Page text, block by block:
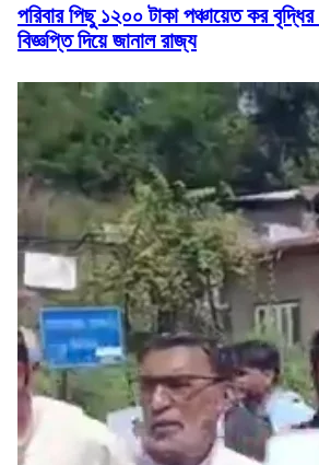
পরিবার পিছু ১২০০ টাকা পঞ্চায়েত কর
বিজ্ঞপ্তি দিয়ে জানাল রাজ্য